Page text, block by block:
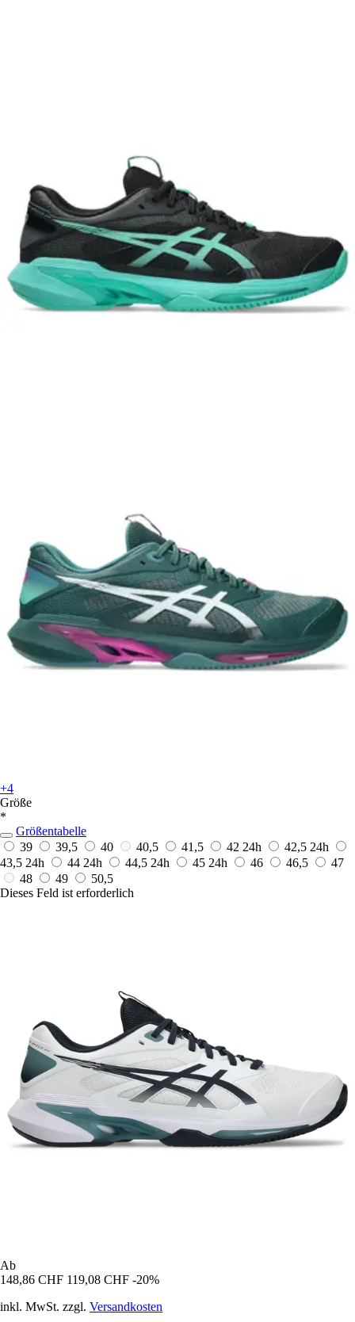
+4
Größe
*
Größentabelle
39
39,5 40 40,5 41,5 42 24h 42,5 24h
43,5 24h 44 24h 44,5 24h 45 24h 46 46,5
47
48
49
50,5
Dieses Feld ist erforderlich
Ab
148,86 CHF 119,08 CHF -20%
inkl. MwSt. zzgl. Versandkosten